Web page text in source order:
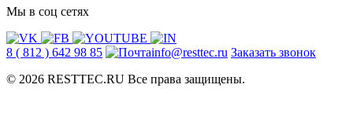
Мы в соц сетях
8 ( 812 ) 642 98 85 info@resttec.ru Заказать звонок
© 2026 RESTTEC.RU Все права защищены.